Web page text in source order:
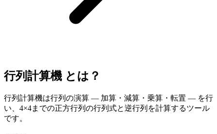
行列計算機 とは？
行列計算機は行列の演算 — 加算・減算・乗算・転置 — を行
い、4×4までの正方行列の行列式と逆行列を計算するツール
です。